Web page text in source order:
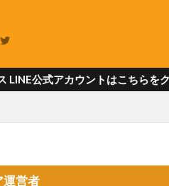
トはこちらをクリック★
運営者